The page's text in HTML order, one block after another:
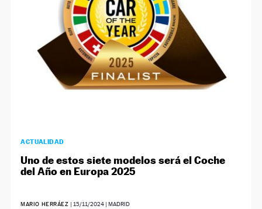
ACTUALIDAD
Uno de estos siete modelos será el Coche
del Año en Europa 2025
MARIO HERRÁEZ | 15/11/2024| MADRID